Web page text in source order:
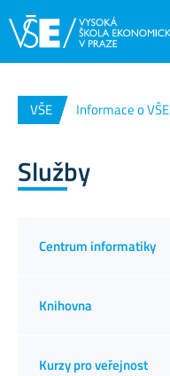
VŠE Informace o VŠE
Služby
Centrum informatiky
Knihovna
Kurzy pro veřejnost